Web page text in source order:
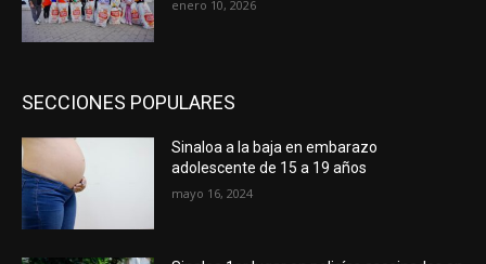
enero 10, 2026
SECCIONES POPULARES
Sinaloa a la baja en embarazo
adolescente de 15 a 19 años
mayo 16, 2024